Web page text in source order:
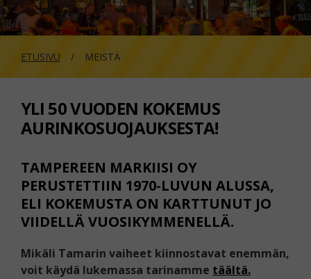
ETUSIVU MEISTÄ
YLI 50 VUODEN KOKEMUS
AURINKOSUOJAUKSESTA!
TAMPEREEN MARKIISI OY
PERUSTETTIIN 1970-LUVUN ALUSSA,
ELI KOKEMUSTA ON KARTTUNUT JO
VIIDELLÄ VUOSIKYMMENELLÄ.
Mikäli Tamarin vaiheet kiinnostavat enemmän,
voit käydä lukemassa tarinamme täältä.